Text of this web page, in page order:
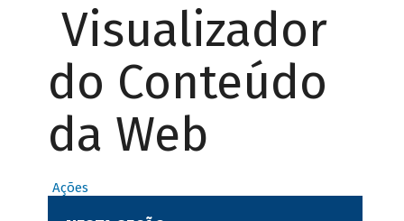
Visualizador
do Conteúdo
da Web
Ações